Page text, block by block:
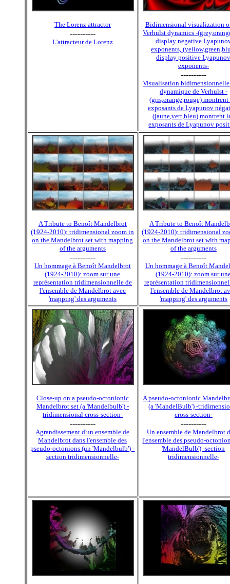
The Lorenz attractor
----------
L'attracteur de Lorenz
Bidimensional visualization
Verhulst dynamics -
display negative
exponents,
display positive
exponents-
----------
Visualisation
dynamique de Verhulst -
(gris,orange,rouge) montrent
exposants de Lyapunov
(jaune,vert,bleu) montrent
exposants de Lyapunov
A Tribute to Benoît Mandelbrot
(1924-2010): tridimensional zoom in
on the Mandelbrot set with mapping
of the arguments
----------
Un hommage à Benoît Mandelbrot
(1924-2010): zoom sur une
représentation tridimensionnelle de
l'ensemble de Mandelbrot avec
'mapping' des arguments
A Tribute to Benoît
(1924-2010): tridimensional
on the Mandelbrot set with
of the arguments
----------
Un hommage à Benoît
(1924-2010): zoom sur
représentation
l'ensemble de Mandelbrot
'mapping' des arguments
Close-up on a pseudo-octonionic
Mandelbrot set (a 'Mandelbulb') -
tridimensional cross-section-
----------
Agrandissement d'un ensemble de
Mandelbrot dans l'ensemble des
pseudo-octonions (un 'Mandelbulb') -
section tridimensionnelle-
A pseudo-octonionic
(a 'MandelBulb') -
cross-section-
----------
Un ensemble de Mandelbrot
l'ensemble des pseudo-
'MandelBulb') -section
tridimensionnelle-